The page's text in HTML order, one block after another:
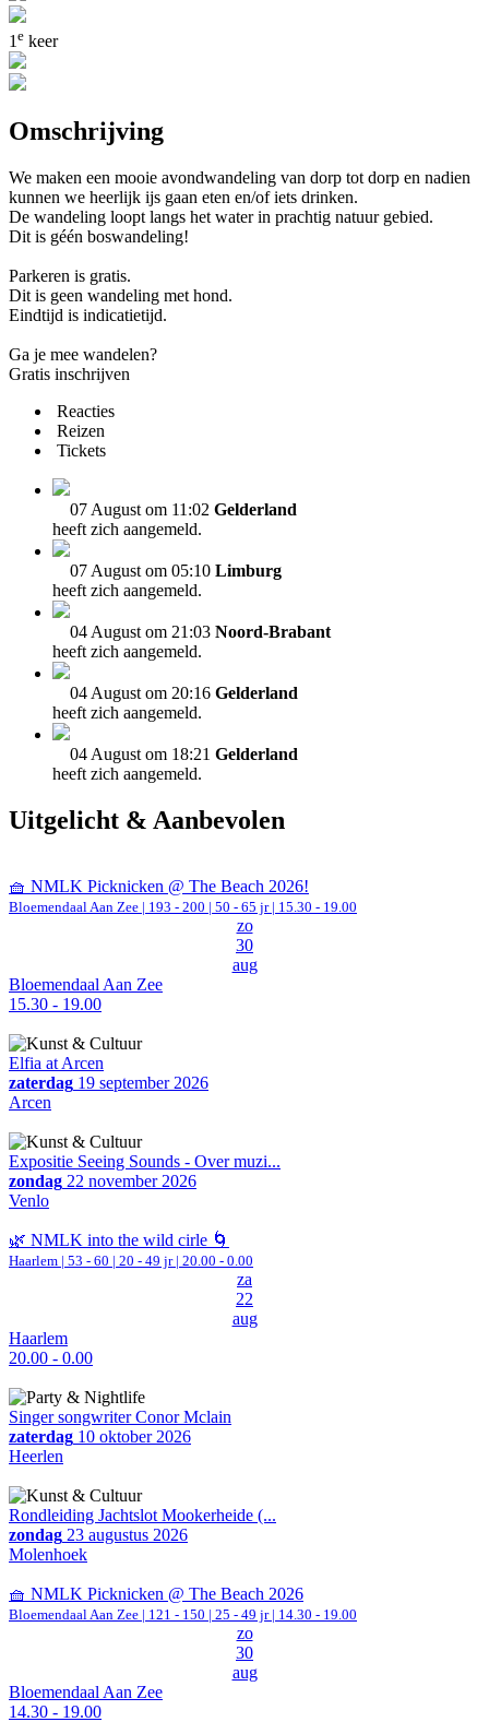
1 e keer
Omschrijving
We maken een mooie avondwandeling van dorp tot dorp en nadien
kunnen we heerlijk ijs gaan eten en/of iets drinken.
De wandeling loopt langs het water in prachtig natuur gebied.
Dit is géén boswandeling!
Parkeren is gratis.
Dit is geen wandeling met hond.
Eindtijd is indicatietijd.
Ga je mee wandelen?
Gratis inschrijven
Reacties
Reizen
Tickets
07 August om 11:02 Gelderland
heeft zich aangemeld.
07 August om 05:10 Limburg
heeft zich aangemeld.
04 August om 21:03 Noord-Brabant
heeft zich aangemeld.
04 August om 20:16 Gelderland
heeft zich aangemeld.
04 August om 18:21 Gelderland
heeft zich aangemeld.
Uitgelicht & Aanbevolen
🧺 NMLK Picknicken @ The Beach 2026!
Bloemendaal Aan Zee | 193 - 200 | 50 - 65 jr | 15.30 - 19.00
zo
30
aug
Bloemendaal Aan Zee
15.30 - 19.00
Elfia at Arcen
zaterdag 19 september 2026
Arcen
Expositie Seeing Sounds - Over muzi...
zondag 22 november 2026
Venlo
🌿 NMLK into the wild cirle 🌀
Haarlem | 53 - 60 | 20 - 49 jr | 20.00 - 0.00
za
22
aug
Haarlem
20.00 - 0.00
Singer songwriter Conor Mclain
zaterdag 10 oktober 2026
Heerlen
Rondleiding Jachtslot Mookerheide (...
zondag 23 augustus 2026
Molenhoek
🧺 NMLK Picknicken @ The Beach 2026
Bloemendaal Aan Zee | 121 - 150 | 25 - 49 jr | 14.30 - 19.00
zo
30
aug
Bloemendaal Aan Zee
14.30 - 19.00